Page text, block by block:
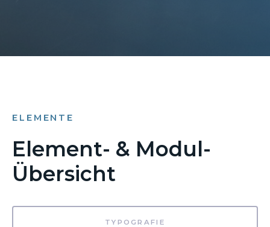
ELEMENTE
Element- & Modul-
Übersicht
TYPOGRAFIE